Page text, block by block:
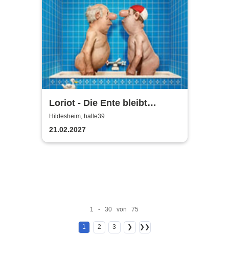
Loriot - Die Ente bleibt
draußen!
Hildesheim, halle39
21.02.2027
1 - 30 von 75
1 2 3 ❯ ❯❯